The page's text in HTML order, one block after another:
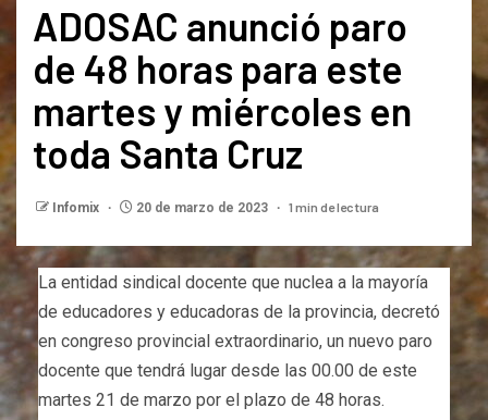
ADOSAC anunció paro
de 48 horas para este
martes y miércoles en
toda Santa Cruz
Infomix 20 de marzo de 2023 1 min de lectura
La entidad sindical docente que nuclea a la mayoría
de educadores y educadoras de la provincia, decretó
en congreso provincial extraordinario, un nuevo paro
docente que tendrá lugar desde las 00.00 de este
martes 21 de marzo por el plazo de 48 horas.